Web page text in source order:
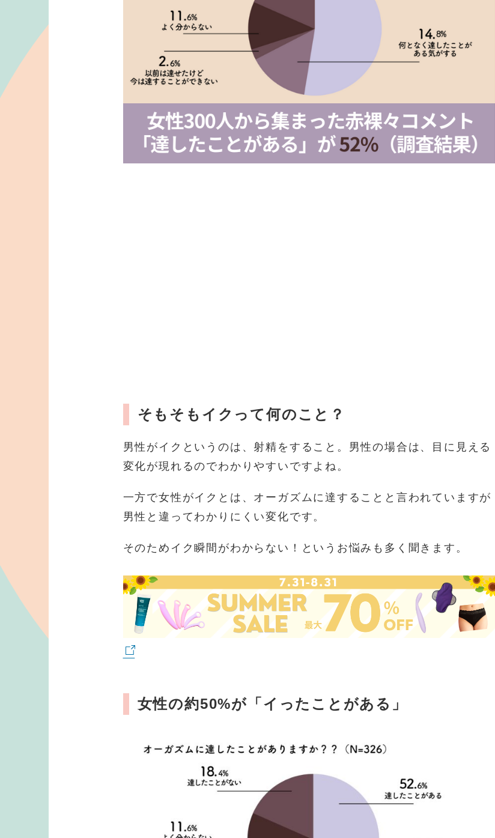
そもそもイクって何のこと？
男性がイクというのは、射精をすること。男性の場合は、目に見える
変化が現れるのでわかりやすいですよね。
一方で女性がイクとは、オーガズムに達することと言われていますが
男性と違ってわかりにくい変化です。
そのためイク瞬間がわからない！というお悩みも多く聞きます。
女性の約50%が「イったことがある」